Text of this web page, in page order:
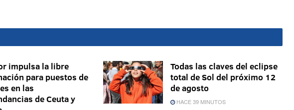
impulsa la libre
para puestos de
en las
de Ceuta y
Todas las claves del eclipse
total de Sol del próximo 12
de agosto
HACE 39 MINUTOS